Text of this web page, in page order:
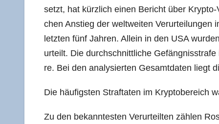
setzt, hat kürz­lich einen Bericht über
chen Anstieg der welt­wei­ten Ver­ur­tei­lun­gen
letz­ten fünf Jah­ren. Allein in den USA
ur­teilt. Die durch­schnitt­li­che
re. Bei den ana­ly­sier­ten Gesamt­da­ten liegt
Die häu­figs­ten Straf­ta­ten im Kryp­to­be­reich
Zu den bekann­tes­ten Ver­ur­teil­ten zäh­len